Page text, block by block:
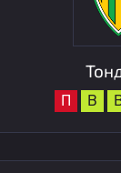
П В
Амаранте